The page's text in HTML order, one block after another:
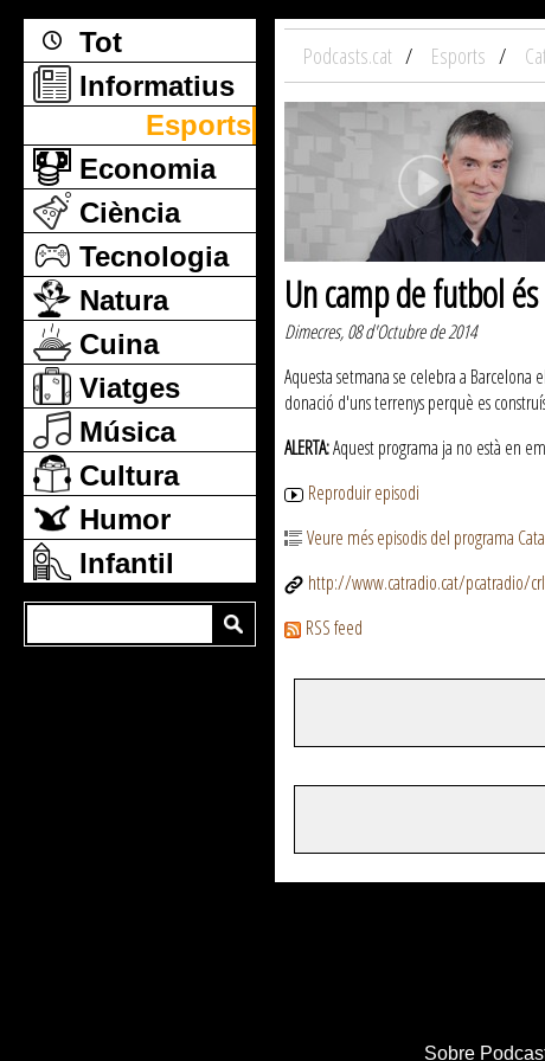
Tot
Informatius
Esports
Economia
Ciència
Tecnologia
Natura
Cuina
Viatges
Música
Cultura
Humor
Infantil
Podcasts.cat Esports
Un camp de futbol
Dimecres, 08 d'Octubre de 2014
Aquesta setmana se celebra a
donació d'uns terrenys perquè es
ALERTA:Aquest programa ja no està en
Reproduir episodi
Veure més episodis del programa
http://www.catradio.cat/pcatradio/
RSS feed
Sobre